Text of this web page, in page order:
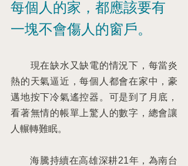
每個人的家，都應該要有
一塊不會傷人的窗戶。
現在缺水又缺電的情況下，每當炎
熱的天氣逼近，每個人都會在家中，豪
邁地按下冷氣遙控器。可是到了月底，
看著無情的帳單上驚人的數字，總會讓
人輾轉難眠。
海騰持續在高雄深耕21年，為南台